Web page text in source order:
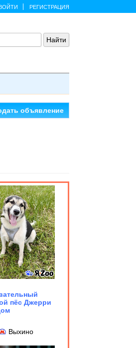
РЕГИСТРАЦИЯ
объявление
пёс Джерри
Выхино